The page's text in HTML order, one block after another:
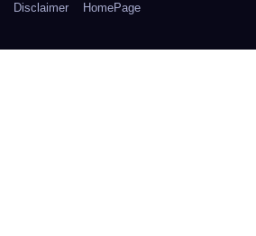
Disclaimer HomePage